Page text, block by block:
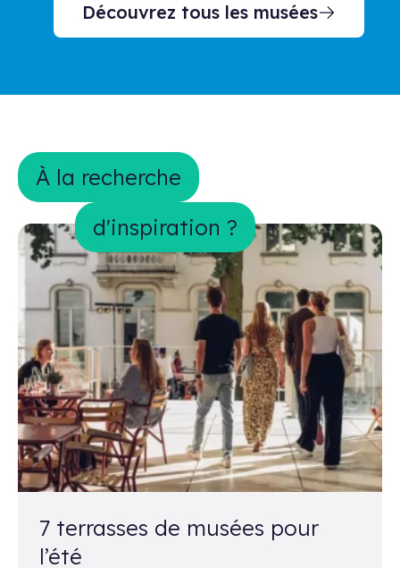
Découvrez tous les musées
À la recherche d&#039;inspiration ?
À la recherche
d'inspiration ?
7 terrasses de musées pour
l’été